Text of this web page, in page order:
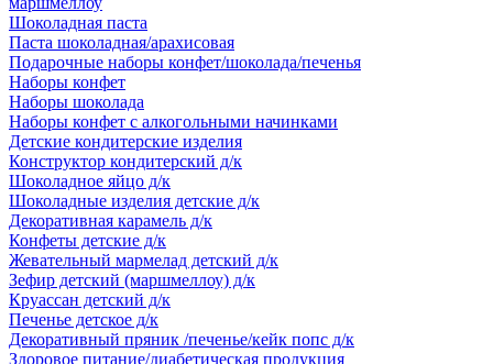
Шоколадная паста
Паста шоколадная/арахисовая
Подарочные наборы конфет/шоколада/печенья
Наборы конфет
Наборы шоколада
Наборы конфет с алкогольными начинками
Детские кондитерские изделия
Конструктор кондитерский д/к
Шоколадное яйцо д/к
Шоколадные изделия детские д/к
Декоративная карамель д/к
Конфеты детские д/к
Жевательный мармелад детский д/к
Зефир детский (маршмеллоу) д/к
Круассан детский д/к
Печенье детское д/к
Декоративный пряник /печенье/кейк попс д/к
Здоровое питание/диабетическая продукция